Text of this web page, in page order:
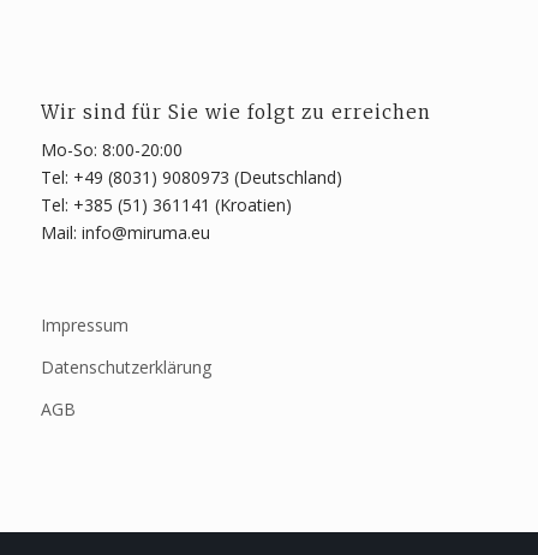
Wir sind für Sie wie folgt zu erreichen
Mo-So: 8:00-20:00
Tel: +49 (8031) 9080973 (Deutschland)
Tel: +385 (51) 361141 (Kroatien)
Mail: info@miruma.eu
Impressum
Datenschutzerklärung
AGB